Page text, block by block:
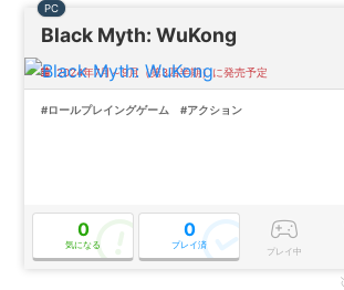
Black Myth: WuKong
PC
2024年7月～9月（第3四半期）に発売予定
#ロールプレイングゲーム #アクション
0
気になる
0
プレイ済
プレイ中